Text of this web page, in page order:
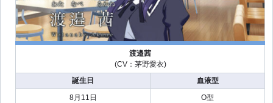
渡邉茜
(CV：茅野愛衣)
誕生日
血液型
8月11日
O型